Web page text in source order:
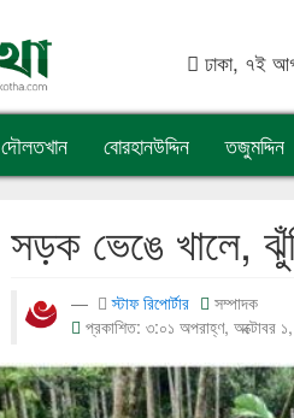
ঢাকা, ৭ই
দৌলতখান বোরহানউদ্দিন তজুমদ্দিন
সড়ক ভেঙে খালে,
স্টাফ রিপোর্টার
সম্পাদক
প্রকাশিত: ৩:০১ অপরাহ্ণ, অক্টোবর